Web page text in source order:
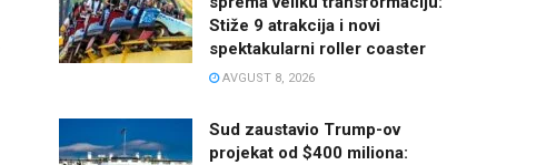
Stiže 9 atrakcija i novi
spektakularni roller coaster
AVGUST 8, 2026
Sud zaustavio Trump-ov
projekat od $400 miliona: